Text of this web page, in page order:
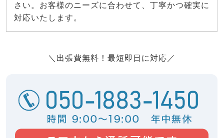
さい。お客様のニーズに合わせて、丁寧かつ確実に
対応いたします。
＼出張費無料！最短即日に対応／